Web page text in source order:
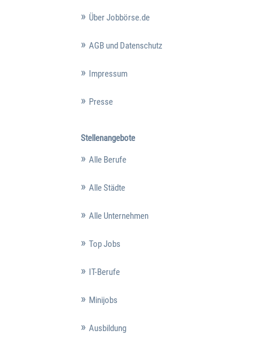
Über Jobbörse.de
AGB und Datenschutz
Impressum
Presse
Stellenangebote
Alle Berufe
Alle Städte
Alle Unternehmen
Top Jobs
IT-Berufe
Minijobs
Ausbildung